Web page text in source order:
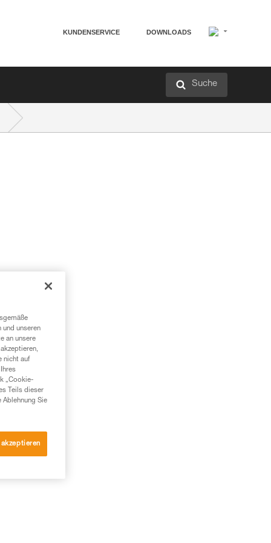
KUNDENSERVICE DOWNLOADS
Suche
und unseren
an unsere
nicht auf
„Cookie-
Teils dieser
Ablehnung Sie